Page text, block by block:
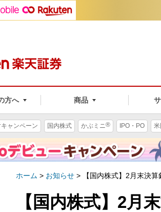
方へ 商品
キャンペーン 国内株式 かぶミニ® IPO・PO
ホーム > お知らせ > 【国内株式】2月末決
【国内株式】2月